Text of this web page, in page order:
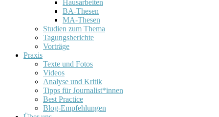
Hausarbeiten
BA-Thesen
MA-Thesen
Studien zum Thema
Tagungsberichte
Vorträge
Praxis
Texte und Fotos
Videos
Analyse und Kritik
Tipps für Journalist*innen
Best Practice
Blog-Empfehlungen